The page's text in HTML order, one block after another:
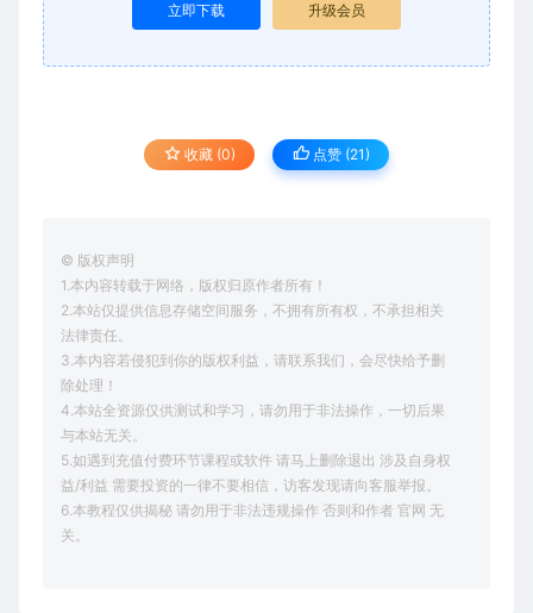
立即下载 升级会员
收藏 (0) 点赞 (21)
© 版权声明
1.本内容转载于网络，版权归原作者所有！
2.本站仅提供信息存储空间服务，不拥有所有权，不承担相关
法律责任。
3.本内容若侵犯到你的版权利益，请联系我们，会尽快给予删
除处理！
4.本站全资源仅供测试和学习，请勿用于非法操作，一切后果
与本站无关。
5.如遇到充值付费环节课程或软件 请马上删除退出 涉及自身权
益/利益 需要投资的一律不要相信，访客发现请向客服举报。
6.本教程仅供揭秘 请勿用于非法违规操作 否则和作者 官网 无
关。